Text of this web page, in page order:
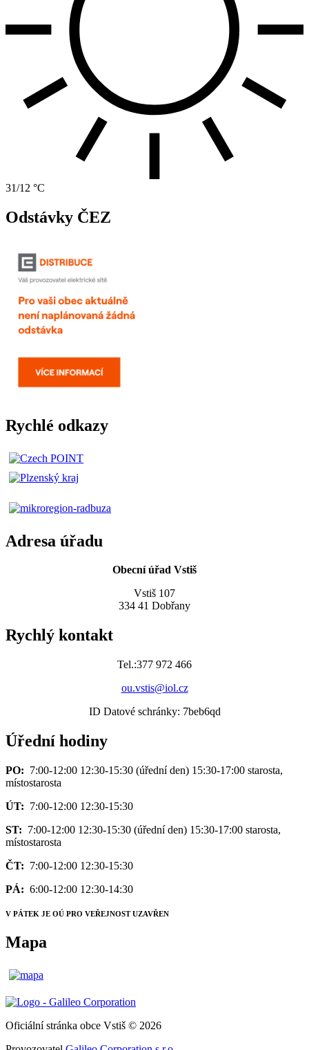
31/12 °C
Odstávky ČEZ
Rychlé odkazy
Adresa úřadu
Obecní úřad Vstiš
Vstiš 107
334 41 Dobřany
Rychlý kontakt
Tel.:377 972 466
ou.vstis@iol.cz
ID Datové schránky: 7beb6qd
Úřední hodiny
PO: 7:00-12:00 12:30-15:30 (úřední den) 15:30-17:00 starosta,
místostarosta
ÚT: 7:00-12:00 12:30-15:30
ST: 7:00-12:00 12:30-15:30 (úřední den) 15:30-17:00 starosta,
místostarosta
ČT: 7:00-12:00 12:30-15:30
PÁ: 6:00-12:00 12:30-14:30
V PÁTEK JE OÚ PRO VEŘEJNOST UZAVŘEN
Mapa
Oficiální stránka obce Vstiš © 2026